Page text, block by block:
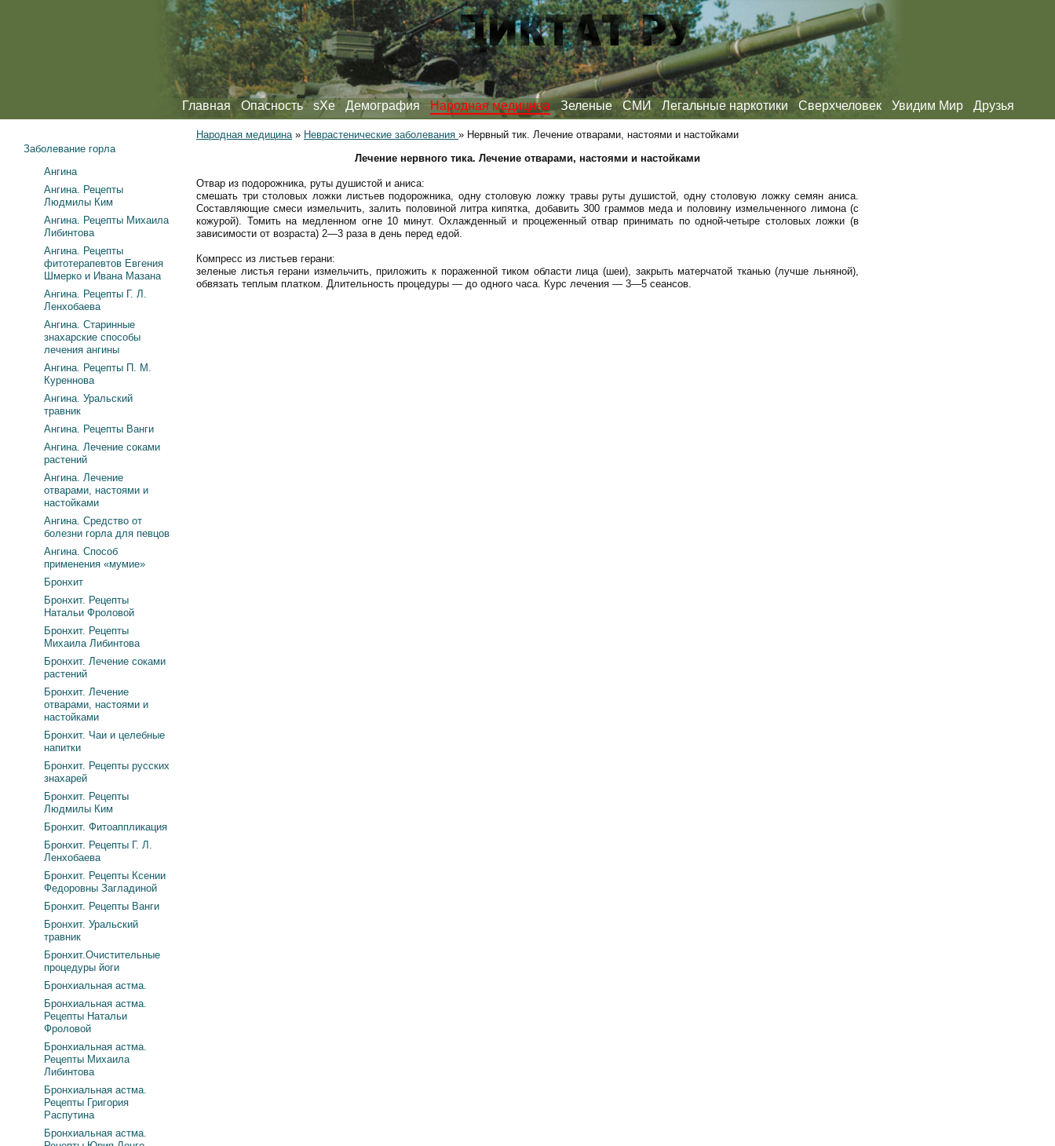
Главная Опасность sXe Демография Народная медицина Зеленые СМИ Легальные наркотики Сверхчеловек Увидим Мир Друзья
Народная медицина» Неврастенические заболевания » Нервный тик. Лечение отварами, настоями и настойками
Лечение нервного тика. Лечение отварами, настоями и настойками
Отвар из подорожника, руты душистой и аниса:
смешать три столовых ложки листьев подорожника, одну столовую ложку травы руты душистой, одну столовую ложку семян аниса.
Составляющие смеси измельчить, залить половиной литра кипятка, добавить 300 граммов меда и половину измельченного лимона (с
кожурой). Томить на медленном огне 10 минут. Охлажденный и процеженный отвар принимать по одной-четыре столовых ложки (в
зависимости от возраста) 2—3 раза в день перед едой.
Компресс из листьев герани:
зеленые листья герани измельчить, приложить к пораженной тиком области лица (шеи), закрыть матерчатой тканью (лучше льняной),
обвязать теплым платком. Длительность процедуры — до одного часа. Курс лечения — 3—5 сеансов.
Заболевание горла
Ангина
Ангина. Рецепты
Людмилы Ким
Ангина. Рецепты Михаила
Либинтова
Ангина. Рецепты
фитотерапевтов Евгения
Шмерко и Ивана Мазана
Ангина. Рецепты Г. Л.
Ленхобаева
Ангина. Старинные
знахарские способы
лечения ангины
Ангина. Рецепты П. М.
Куреннова
Ангина. Уральский
травник
Ангина. Рецепты Ванги
Ангина. Лечение соками
растений
Ангина. Лечение
отварами, настоями и
настойками
Ангина. Средство от
болезни горла для певцов
Ангина. Способ
применения «мумие»
Бронхит
Бронхит. Рецепты
Натальи Фроловой
Бронхит. Рецепты
Михаила Либинтова
Бронхит. Лечение соками
растений
Бронхит. Лечение
отварами, настоями и
настойками
Бронхит. Чаи и целебные
напитки
Бронхит. Рецепты русских
знахарей
Бронхит. Рецепты
Людмилы Ким
Бронхит. Фитоаппликация
Бронхит. Рецепты Г. Л.
Ленхобаева
Бронхит. Рецепты Ксении
Федоровны Загладиной
Бронхит. Рецепты Ванги
Бронхит. Уральский
травник
Бронхит.Очистительные
процедуры йоги
Бронхиальная астма.
Бронхиальная астма.
Рецепты Натальи
Фроловой
Бронхиальная астма.
Рецепты Михаила
Либинтова
Бронхиальная астма.
Рецепты Григория
Распутина
Бронхиальная астма.